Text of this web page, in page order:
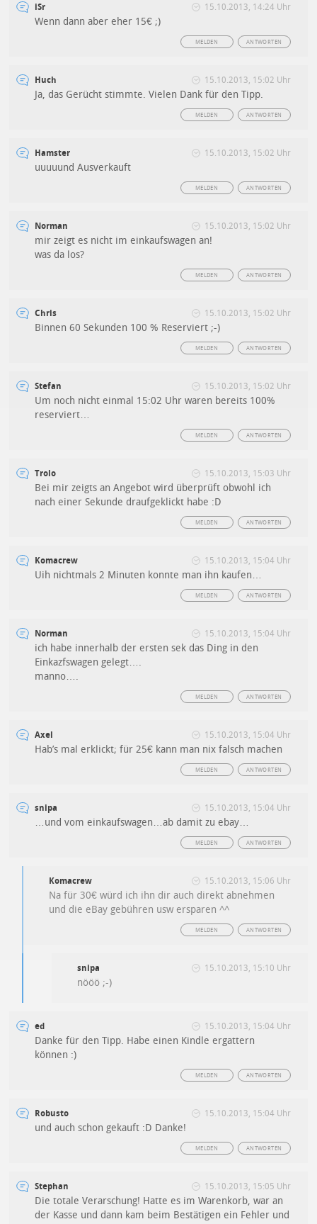
iSr 15.10.2013, 14:24 Uhr
Wenn dann aber eher 15€ ;)
ANTWORTEN
MELDEN
Huch 15.10.2013, 15:02 Uhr
Ja, das Gerücht stimmte. Vielen Dank für den Tipp.
ANTWORTEN
MELDEN
Hamster 15.10.2013, 15:02 Uhr
uuuuund Ausverkauft
ANTWORTEN
MELDEN
Norman 15.10.2013, 15:02 Uhr
mir zeigt es nicht im einkaufswagen an!
was da los?
ANTWORTEN
MELDEN
Chris 15.10.2013, 15:02 Uhr
Binnen 60 Sekunden 100 % Reserviert ;-)
ANTWORTEN
MELDEN
Stefan 15.10.2013, 15:02 Uhr
Um noch nicht einmal 15:02 Uhr waren bereits 100%
reserviert…
ANTWORTEN
MELDEN
Trolo 15.10.2013, 15:03 Uhr
Bei mir zeigts an Angebot wird überprüft obwohl ich
nach einer Sekunde draufgeklickt habe :D
ANTWORTEN
MELDEN
Komacrew 15.10.2013, 15:04 Uhr
Uih nichtmals 2 Minuten konnte man ihn kaufen…
ANTWORTEN
MELDEN
Norman 15.10.2013, 15:04 Uhr
ich habe innerhalb der ersten sek das Ding in den
Einkazfswagen gelegt….
manno….
ANTWORTEN
MELDEN
Axel 15.10.2013, 15:04 Uhr
Hab’s mal erklickt; für 25€ kann man nix falsch machen
ANTWORTEN
MELDEN
snipa 15.10.2013, 15:04 Uhr
…und vom einkaufswagen…ab damit zu ebay…
ANTWORTEN
MELDEN
Komacrew 15.10.2013, 15:06 Uhr
Na für 30€ würd ich ihn dir auch direkt abnehmen
und die eBay gebühren usw ersparen ^^
ANTWORTEN
MELDEN
snipa 15.10.2013, 15:10 Uhr
nööö ;-)
ed 15.10.2013, 15:04 Uhr
Danke für den Tipp. Habe einen Kindle ergattern
können :)
ANTWORTEN
MELDEN
Robusto 15.10.2013, 15:04 Uhr
und auch schon gekauft :D Danke!
ANTWORTEN
MELDEN
Stephan 15.10.2013, 15:05 Uhr
Die totale Verarschung! Hatte es im Warenkorb, war an
der Kasse und dann kam beim Bestätigen ein Fehler und